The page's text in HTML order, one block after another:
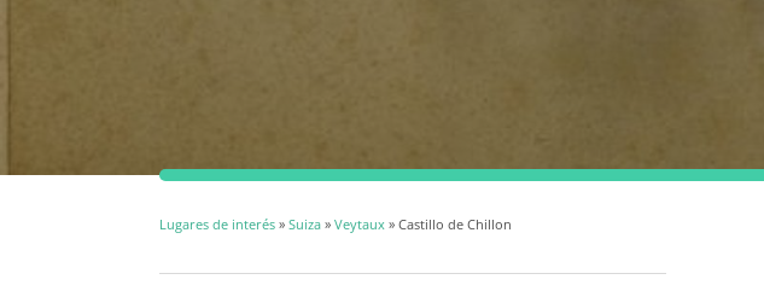
Lugares de interés » Suiza » Veytaux » Castillo de Chillon